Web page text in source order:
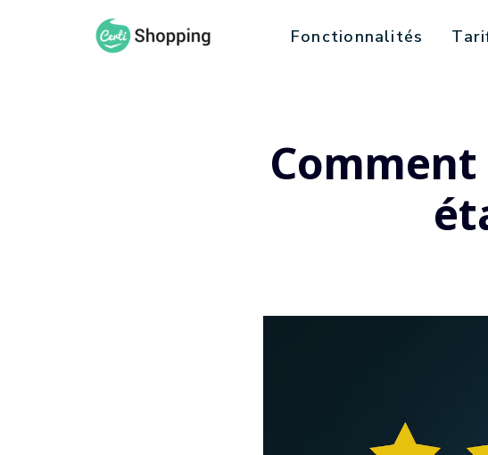
Fonctionnalités